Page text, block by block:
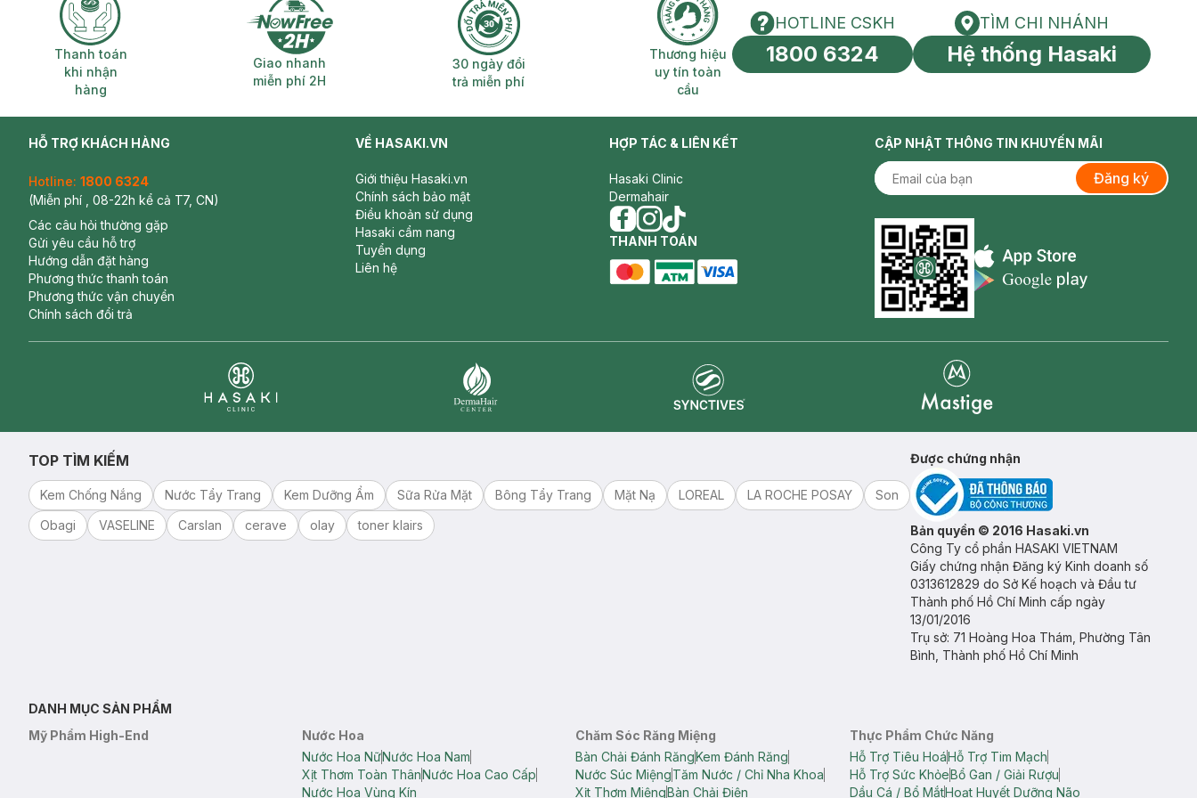
Thanh toán khi nhận hàng
Thanh toán
khi nhận
hàng
Giao nhanh miễn phí 2H
Giao nhanh
miễn phí 2H
30 ngày đổi trả miễn phí
30 ngày đổi
trả miễn phí
Thương hiệu uy tín toàn cầu
Thương hiệu
uy tín toàn
cầu
HOTLINE CSKH
HOTLINE CSKH
1800 6324
Tìm chi nhánh
TÌM CHI NHÁNH
Hệ thống Hasaki
HỖ TRỢ KHÁCH HÀNG
Hotline: 1800 6324
(Miễn phí , 08-22h kể cả T7, CN)
Các câu hỏi thường gặp
Gửi yêu cầu hỗ trợ
Hướng dẫn đặt hàng
Phương thức thanh toán
Phương thức vận chuyển
Chính sách đổi trả
VỀ HASAKI.VN
Giới thiệu Hasaki.vn
Chính sách bảo mật
Điều khoản sử dụng
Hasaki cẩm nang
Tuyển dụng
Liên hệ
HỢP TÁC & LIÊN KẾT
Hasaki Clinic
Dermahair
facebook
instagram
tiktok
THANH TOÁN
CẬP NHẬT THÔNG TIN KHUYẾN MÃI
Đăng ký
Appstore icon
TOP TÌM KIẾM
Kem Chống Nắng Nước Tẩy Trang Kem Dưỡng Ẩm Sữa Rửa Mặt Bông Tẩy Trang Mặt Nạ LOREAL LA ROCHE POSAY
Son
Obagi
VASELINE Carslan cerave olay toner klairs
Được chứng nhận
Bản quyền © 2016 Hasaki.vn
Công Ty cổ phần HASAKI VIETNAM
Giấy chứng nhận Đăng ký Kinh doanh số
0313612829 do Sở Kế hoạch và Đầu tư
Thành phố Hồ Chí Minh cấp ngày
13/01/2016
Trụ sở: 71 Hoàng Hoa Thám, Phường Tân
Bình, Thành phố Hồ Chí Minh
DANH MỤC SẢN PHẨM
Mỹ Phẩm High-End
Nước Hoa
Nước Hoa NữNước Hoa Nam
Xịt Thơm Toàn ThânNước Hoa Cao Cấp
Nước Hoa Vùng Kín
Chăm Sóc Răng Miệng
Bàn Chải Đánh RăngKem Đánh Răng
Nước Súc MiệngTăm Nước / Chỉ Nha Khoa
Xịt Thơm MiệngBàn Chải Điện
Thực Phẩm Chức Năng
Hỗ Trợ Tiêu HoáHỗ Trợ Tim Mạch
Hỗ Trợ Sức KhỏeBổ Gan / Giải Rượu
Dầu Cá / Bổ MắtHoạt Huyết Dưỡng Não